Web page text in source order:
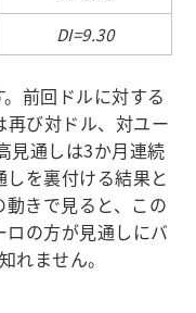
DI=9.30
前回ドルに対する
び対ドル、対ユー
見通しは3か月連続
を裏付ける結果と
きで見ると、この
の方が見通しにバ
れません。